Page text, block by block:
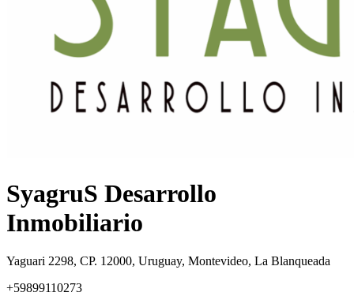
SyagruS Desarrollo
Inmobiliario
Yaguari 2298, CP. 12000, Uruguay, Montevideo, La Blanqueada
+59899110273